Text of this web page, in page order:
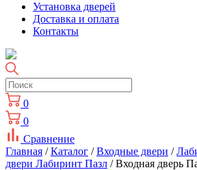
Установка дверей
Доставка и оплата
Контакты
0
0
Сравнение
Главная /Каталог /Входные двери /
двери Лабиринт Пазл / Входная дверь